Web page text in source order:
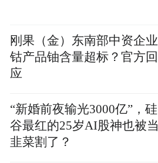
刚果（金）东南部中资企业
钴产品铀含量超标？官方回
应
“新婚前夜输光3000亿”，硅
谷最红的25岁AI股神也被当
韭菜割了？